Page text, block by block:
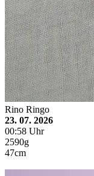
Rino Ringo
23. 07. 2026
00:58 Uhr
2590g
47cm